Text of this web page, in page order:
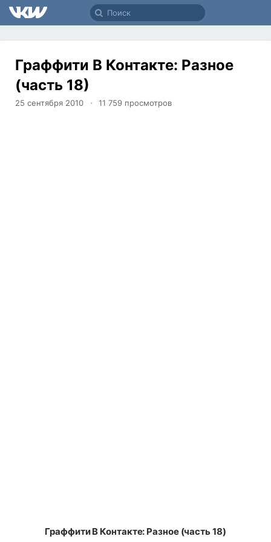
Граффити В Контакте: Разное
(часть 18)
25 сентября 2010 11 759 просмотров
Граффити В Контакте: Разное (часть 18)